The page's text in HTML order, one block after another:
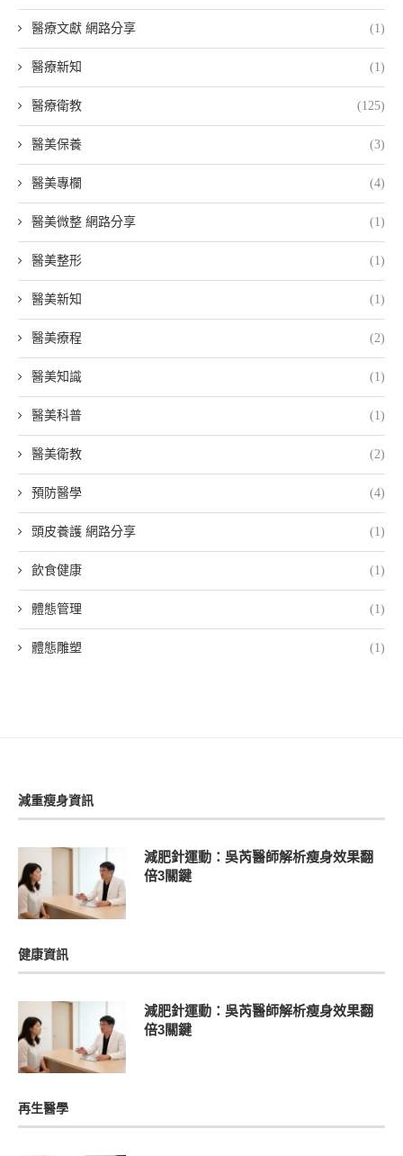
醫療文獻 網路分享 (1)
醫療新知 (1)
醫療衛教 (125)
醫美保養 (3)
醫美專欄 (4)
醫美微整 網路分享 (1)
醫美整形 (1)
醫美新知 (1)
醫美療程 (2)
醫美知識 (1)
醫美科普 (1)
醫美衛教 (2)
預防醫學 (4)
頭皮養護 網路分享 (1)
飲食健康 (1)
體態管理 (1)
體態雕塑 (1)
減重瘦身資訊
減肥針運動：吳芮醫師解析瘦身效果翻
倍3關鍵
健康資訊
減肥針運動：吳芮醫師解析瘦身效果翻
倍3關鍵
再生醫學